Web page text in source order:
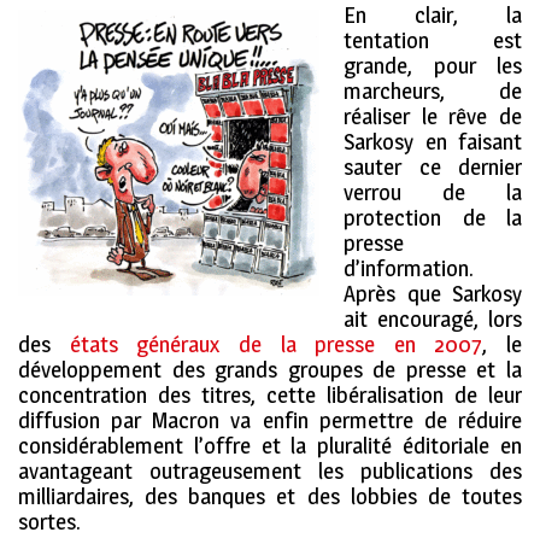
En clair, la
tentation est
grande, pour les
marcheurs, de
réaliser le rêve de
Sarkosy en faisant
sauter ce dernier
verrou de la
protection de la
presse
d’information.
Après que Sarkosy
ait encouragé, lors
des états généraux de la presse en 2007, le
développement des grands groupes de presse et la
concentration des titres, cette libéralisation de leur
diffusion par Macron va enfin permettre de réduire
considérablement l’offre et la pluralité éditoriale en
avantageant outrageusement les publications des
milliardaires, des banques et des lobbies de toutes
sortes.